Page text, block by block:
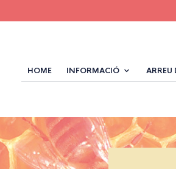
HOME INFORMACIÓ ARREU